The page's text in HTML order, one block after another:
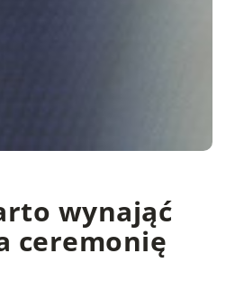
wynająć
ceremonię